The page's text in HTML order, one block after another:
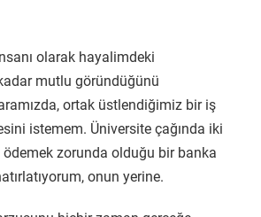
olarak hayalimdeki
mutlu göründüğünü
ortak üstlendiğimiz bir iş
istemem. Üniversite çağında iki
zorunda olduğu bir banka
onun yerine.